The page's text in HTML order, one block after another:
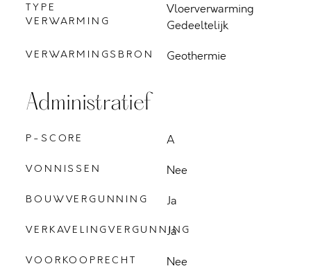
TYPE
VERWARMING
Vloerverwarming
Gedeeltelijk
VERWARMINGSBRON Geothermie
Administratief
P-SCORE A
VONNISSEN Nee
BOUWVERGUNNING Ja
VERKAVELINGVERGUNNING
Ja
VOORKOOPRECHT Nee